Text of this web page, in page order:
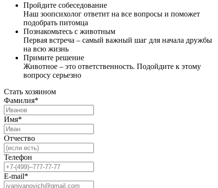
Пройдите собеседование
Наш зоопсихолог ответит на все вопросы и поможет
подобрать питомца
Познакомьтесь с животным
Первая встреча – самый важный шаг для начала дружбы
на всю жизнь
Примите решение
Животное – это ответственность. Подойдите к этому
вопросу серьезно
Стать хозяином
Фамилия*
Имя*
Отчество
Телефон
E-mail*